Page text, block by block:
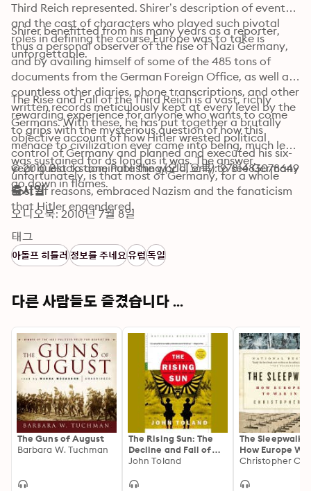
Third Reich represented. Shirer’s description of events
and the cast of characters who played such pivotal
roles in defining the course Europe was to take is
unforgettable.
Shirer benefitted from his many years as a reporter,
thus a personal observer of the rise of Nazi Germany,
and by availing himself of some of the 485 tons of
documents from the German Foreign Office, as well as
countless other diaries, phone transcriptions, and other
written records meticulously kept at every level by the
Germans. With these, he has put together a brutally
objective account of how Hitler wrested political
control of Germany and planned and executed his six-
year quest to dominate the world, only to see Germany
go down in flames.
The Rise and Fall of the Third Reich is a vast, richly
rewarding experience for anyone who wants to come
to grips with the mysterious question of how this
menace to civilization ever came into being, much less
was sustained for as long as it was. The answer,
unfortunately, is that most of Germany, for a whole
host of reasons, embraced Nazism and the fanaticism
that Hitler engendered.
© 2010 Blackstone Publishing (오디오북): 9781483078649
출시일
오디오북: 2010년 7월 8일
태그
아돌프 히틀러정보를 주네요유럽독일
다른 사람들도 즐겼습니다 ...
The Guns of August
Barbara W. Tuchman
The Rising Sun: The
Decline and Fall of
the Japanese Empire,
John Toland
The
How Europe
War in 1914
Christopher